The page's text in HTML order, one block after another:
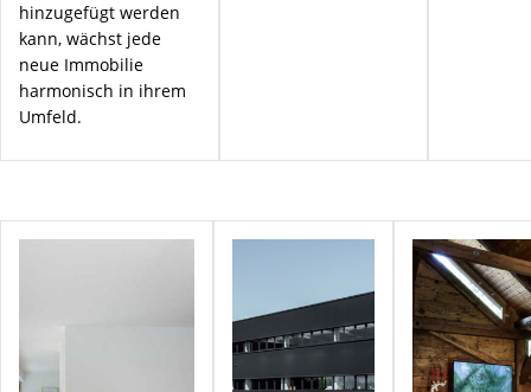
hinzugefügt werden
kann, wächst jede
neue Immobilie
harmonisch in ihrem
Umfeld.